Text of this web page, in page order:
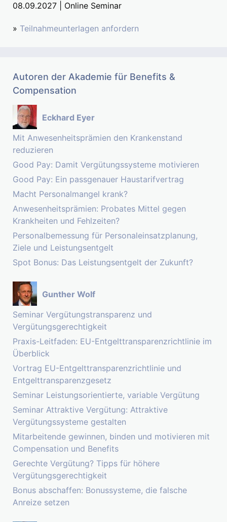
08.09.2027 | Online Seminar
» Teilnahmeunterlagen anfordern
Autoren der Akademie für Benefits &
Compensation
Eckhard Eyer
Mit Anwesenheitsprämien den Krankenstand
reduzieren
Good Pay: Damit Vergütungssysteme motivieren
Good Pay: Ein passgenauer Haustarifvertrag
Macht Personalmangel krank?
Anwesenheitsprämien: Probates Mittel gegen
Krankheiten und Fehlzeiten?
Personalbemessung für Personaleinsatzplanung,
Ziele und Leistungsentgelt
Spot Bonus: Das Leistungsentgelt der Zukunft?
Gunther Wolf
Seminar Vergütungstransparenz und
Vergütungsgerechtigkeit
Praxis-Leitfaden: EU-Entgelttransparenzrichtlinie im
Überblick
Vortrag EU-Entgelttransparenzrichtlinie und
Entgelttransparenzgesetz
Seminar Leistungsorientierte, variable Vergütung
Seminar Attraktive Vergütung: Attraktive
Vergütungssysteme gestalten
Mitarbeitende gewinnen, binden und motivieren mit
Compensation und Benefits
Gerechte Vergütung? Tipps für höhere
Vergütungsgerechtigkeit
Bonus abschaffen: Bonussysteme, die falsche
Anreize setzen